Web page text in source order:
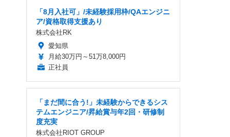
「8月入社可」/未経験採用枠/QAエンジニ
ア/資格取得支援あり
株式会社RK
愛知県
月給30万円～51万8,000円
正社員
「まだ間に合う!」未経験からできるシス
テムエンジニア/昇給賞与年2回・研修制
度充実
株式会社RIOT GROUP